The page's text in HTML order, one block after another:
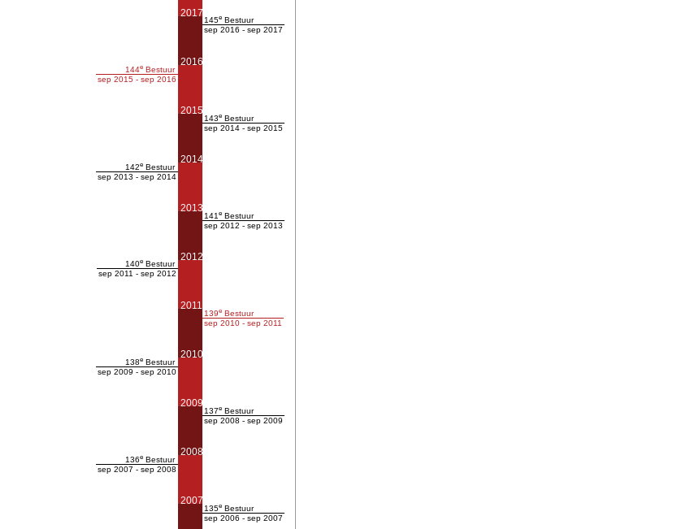
144e Bestuur
sep 2015 - sep 2016
142e Bestuur
sep 2013 - sep 2014
140e Bestuur
sep 2011 - sep 2012
138e Bestuur
sep 2009 - sep 2010
136e Bestuur
sep 2007 - sep 2008
2017
2016
2015
2014
2013
2012
2011
2010
2009
2008
2007
145e Bestuur
sep 2016 - sep 2017
143e Bestuur
sep 2014 - sep 2015
141 e Bestuur
sep 2012 - sep 2013
139e Bestuur
sep 2010 - sep 2011
137e Bestuur
sep 2008 - sep 2009
135e Bestuur
sep 2006 - sep 2007